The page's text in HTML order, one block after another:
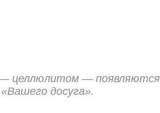
— целлюлитом — появляются
досуга».